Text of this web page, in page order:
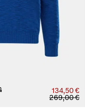
134,50 €
269,00 €